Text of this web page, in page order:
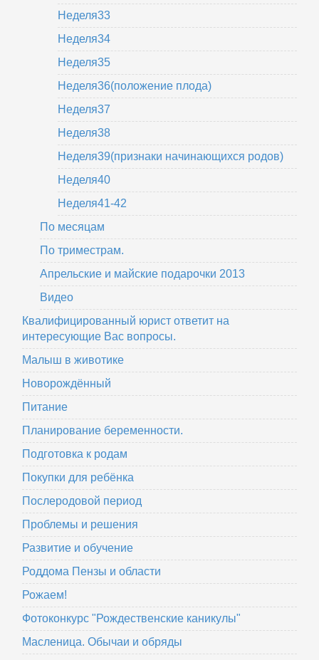
Неделя33
Неделя34
Неделя35
Неделя36(положение плода)
Неделя37
Неделя38
Неделя39(признаки начинающихся родов)
Неделя40
Неделя41-42
По месяцам
По триместрам.
Апрельские и майские подарочки 2013
Видео
Квалифицированный юрист ответит на
интересующие Вас вопросы.
Малыш в животике
Новорождённый
Питание
Планирование беременности.
Подготовка к родам
Покупки для ребёнка
Послеродовой период
Проблемы и решения
Развитие и обучение
Роддома Пензы и области
Рожаем!
Фотоконкурс "Рождественские каникулы"
Масленица. Обычаи и обряды